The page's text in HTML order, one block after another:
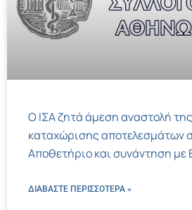
Ο ΙΣΑ ζητά άμεση αναστολή
καταχώρισης αποτελεσμάτων
Αποθετήριο και συνάντηση με
ΔΙΑΒΑΣΤΕ ΠΕΡΙΣΣΌΤΕΡΑ »